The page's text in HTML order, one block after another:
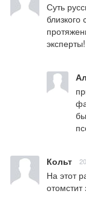
Суть
близкого
эксперты!
Кольт
На этот
отомстит